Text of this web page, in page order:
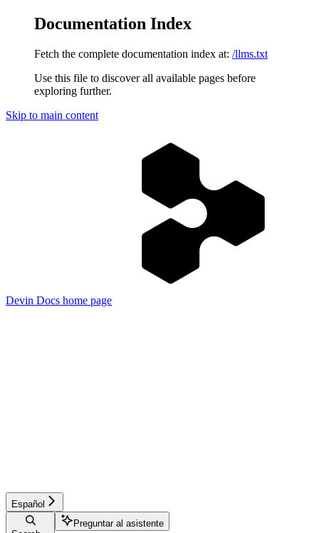
Documentation Index
Fetch the complete documentation index at: /llms.txt
Use this file to discover all available pages before
exploring further.
Skip to main content
Devin Docs home page
Español
Preguntar al asistente